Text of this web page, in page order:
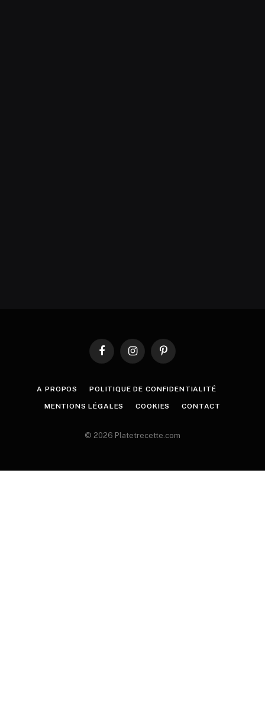
FacebookInstagramPinterest
A PROPOS POLITIQUE DE CONFIDENTIALITÉ
MENTIONS LÉGALES COOKIES CONTACT
© 2026 Platetrecette.com